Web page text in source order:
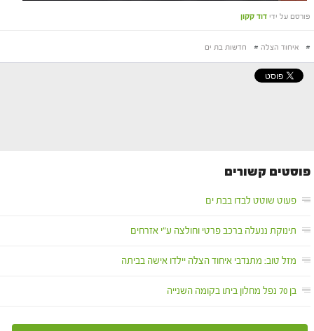
פורסם על ידי דוד קקון
# איחוד הצלה # חדשות בת ים
פוסטים קשורים
פעוט שוטט לבדו בבת ים
תינוקת ננעלה ברכב פרטי וחולצה ע"י אזרחים
מזל טוב: מתנדבי איחוד הצלה יילדו אישה בביתה
בן 70 נפל מחלון ביתו בקומה השנייה